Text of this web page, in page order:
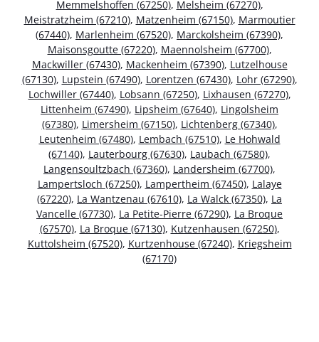
Memmelshoffen (67250), Melsheim (67270),
Meistratzheim (67210), Matzenheim (67150), Marmoutier
(67440), Marlenheim (67520), Marckolsheim (67390),
Maisonsgoutte (67220), Maennolsheim (67700),
Mackwiller (67430), Mackenheim (67390), Lutzelhouse
(67130), Lupstein (67490), Lorentzen (67430), Lohr (67290),
Lochwiller (67440), Lobsann (67250), Lixhausen (67270),
Littenheim (67490), Lipsheim (67640), Lingolsheim
(67380), Limersheim (67150), Lichtenberg (67340),
Leutenheim (67480), Lembach (67510), Le Hohwald
(67140), Lauterbourg (67630), Laubach (67580),
Langensoultzbach (67360), Landersheim (67700),
Lampertsloch (67250), Lampertheim (67450), Lalaye
(67220), La Wantzenau (67610), La Walck (67350), La
Vancelle (67730), La Petite-Pierre (67290), La Broque
(67570), La Broque (67130), Kutzenhausen (67250),
Kuttolsheim (67520), Kurtzenhouse (67240), Kriegsheim
(67170)